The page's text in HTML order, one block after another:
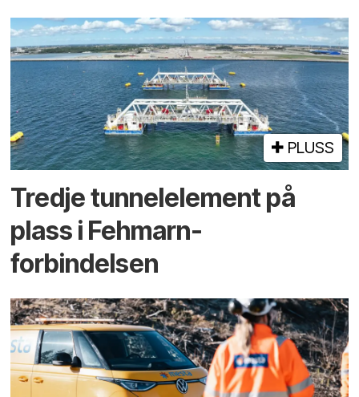
PLUSS
Tredje tunnel­element på
plass i Fehmarn-
forbindelsen